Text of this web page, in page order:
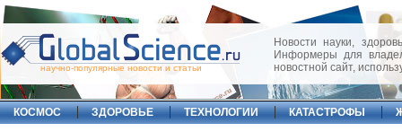
научно-популярные новости и статьи
Новости науки,
Информеры для
новостной сайт,
КОСМОС ЗДОРОВЬЕ ТЕХНОЛОГИИ КАТАСТРОФЫ